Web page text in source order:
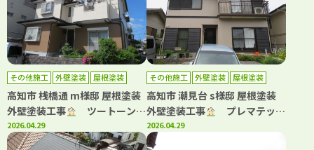
その他施工 外壁塗装 屋根塗装
高知市 桟橋通 m様邸 屋根塗装
外壁塗装工事
ツートーンで
お洒落に仕上がりました！
2026.04.29
その他施工 外壁塗装 屋根塗装
高知市 潮見台 s様邸 屋根塗装
外壁塗装工事
プレマテック
スと日本ペイントの高耐久仕
様！
2026.04.29